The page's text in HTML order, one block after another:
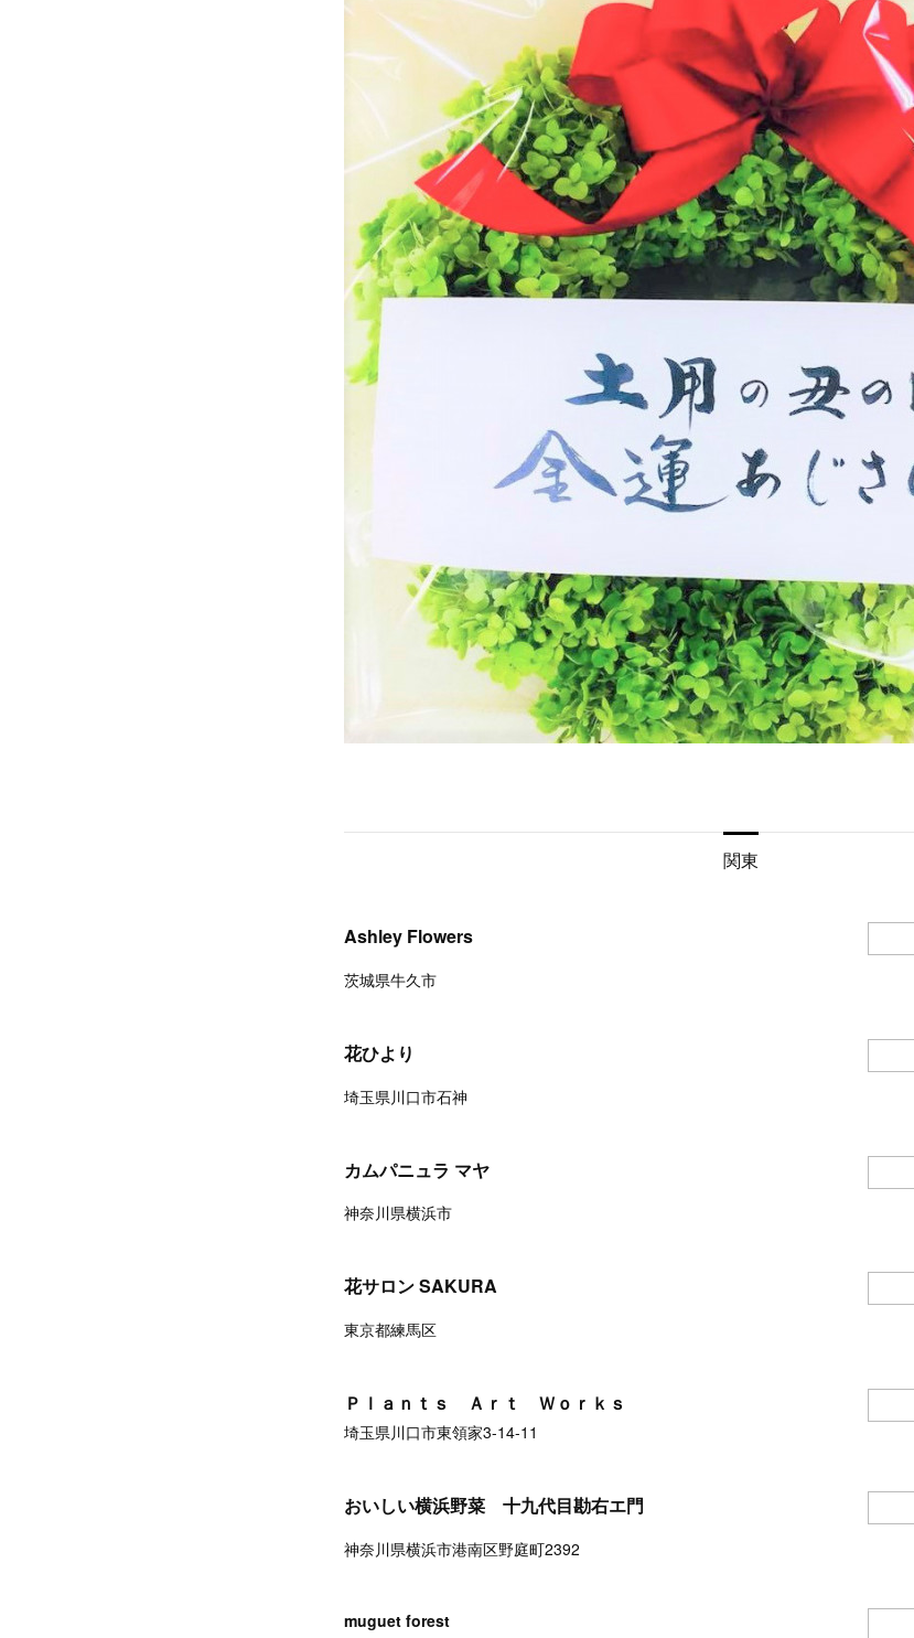
関東
Ashley Flowers
茨城県牛久市
花ひより
埼玉県川口市石神
カムパニュラ マヤ
神奈川県横浜市
花サロン SAKURA
東京都練馬区
Ｐｌａｎｔｓ Ａｒｔ Ｗｏｒｋｓ
埼玉県川口市東領家3-14-11
おいしい横浜野菜 十九代目勘右エ門
神奈川県横浜市港南区野庭町2392
muguet forest